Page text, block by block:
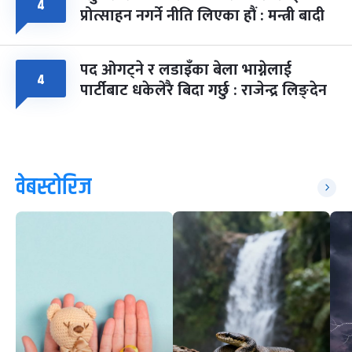
४ प्रोत्साहन नगर्ने नीति लिएका हौं : मन्त्री बादी
४ पद ओगट्ने र लडाइँका बेला भाग्नेलाई
पार्टीबाट धकेलेरै बिदा गर्छु : राजेन्द्र लिङ्देन
वेबस्टोरिज